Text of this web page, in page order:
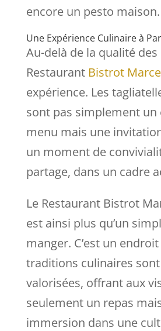
encore un pesto maison.
Une Expérience Culinaire à
Au-delà de la qualité
Restaurant Bistrot
expérience. Les
sont pas simplement un
menu mais une
un moment de
partage, dans un cadre
Le Restaurant Bistrot
est ainsi plus qu’un
manger. C’est un
traditions culinaires
valorisées, offrant aux
seulement un repas
immersion dans une